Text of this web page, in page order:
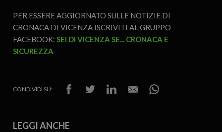
PER ESSERE AGGIORNATO SULLE NOTIZIE DI
CRONACA DI VICENZA ISCRIVITI AL GRUPPO
FACEBOOK: SEI DI VICENZA SE... CRONACA E
SICUREZZA
CONDIVIDI SU:
LEGGI ANCHE